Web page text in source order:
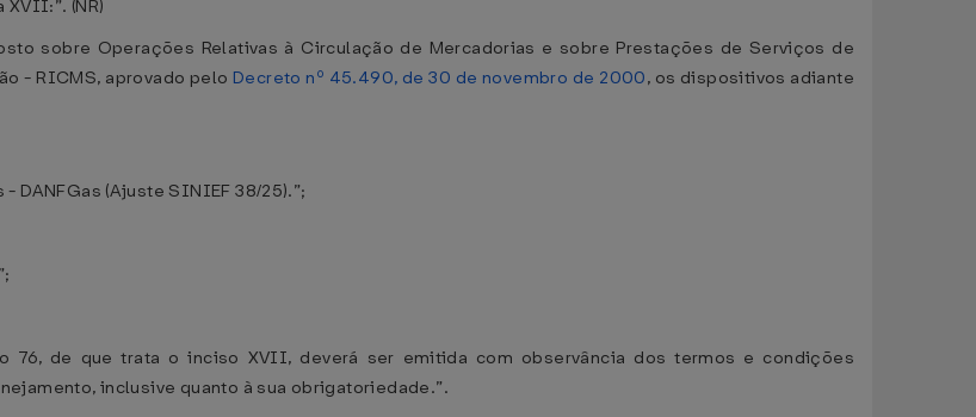
(NR)
sobre Operações Relativas à Circulação de Mercadorias e sobre Prestações de Serviços de
- RICMS, aprovado pelo Decreto nº 45.490, de 30 de novembro de 2000, os dispositivos adiante
DANFGas (Ajuste SINIEF 38/25).”;
76, de que trata o inciso XVII, deverá ser emitida com observância dos termos e condições
inclusive quanto à sua obrigatoriedade.​”.